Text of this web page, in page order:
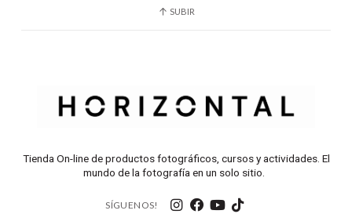
SUBIR
Tienda On-line de productos fotográficos, cursos y actividades. El
mundo de la fotografía en un solo sitio.
SÍGUENOS!